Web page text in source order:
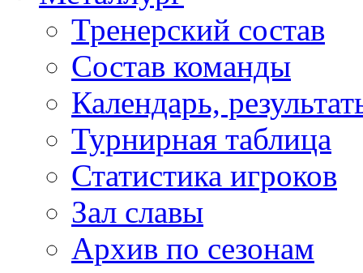
Тренерский состав
Состав команды
Календарь,
Турнирная таблица
Статистика игроков
Зал славы
Архив по сезонам